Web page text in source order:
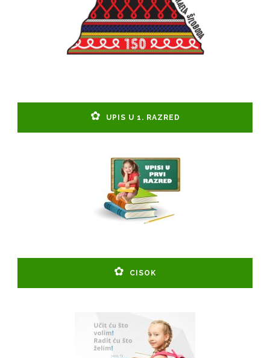
UPIS U 1. RAZRED
CISOK